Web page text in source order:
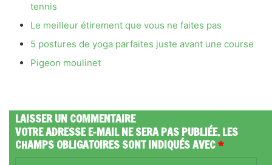
tennis
Le meilleur étirement que vous ne faites pas
5 postures de yoga parfaites juste avant une course
Pigeon moulinet
LAISSER UN COMMENTAIRE
VOTRE ADRESSE E-MAIL NE SERA PAS PUBLIÉE.LES
CHAMPS OBLIGATOIRES SONT INDIQUÉS AVEC*